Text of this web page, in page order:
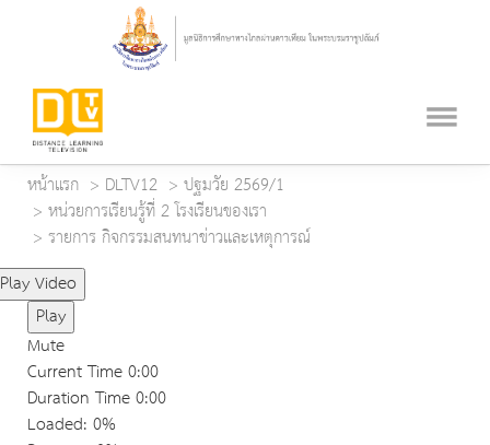
หน้าแรก DLTV12
ปฐมวัย 2569/1
หน่วยการเรียนรู้ที่ 2 โรงเรียนของเรา
รายการ กิจกรรมสนทนาข่าวและเหตุการณ์
Play Video
Play
Mute
Current Time0:00
Duration Time0:00
Loaded: 0%